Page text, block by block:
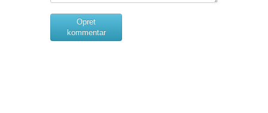
Opret
kommentar